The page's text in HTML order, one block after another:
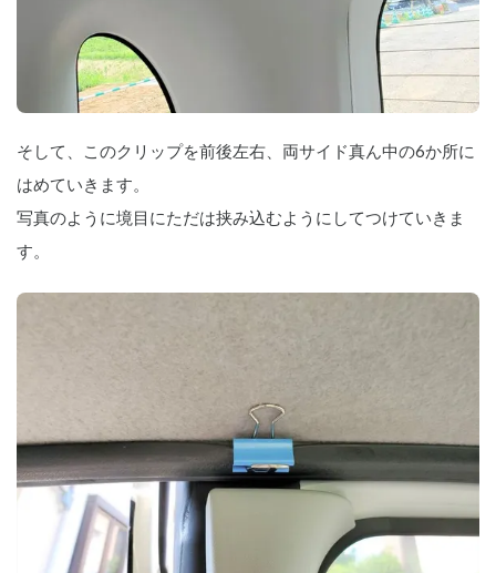
そして、このクリップを前後左右、両サイド真ん中の6か所に
はめていきます。
写真のように境目にただは挟み込むようにしてつけていきま
す。